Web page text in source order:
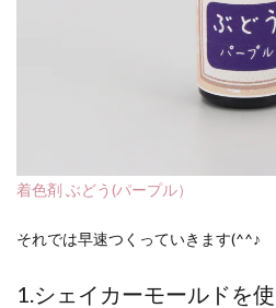
着色剤 ぶどう(パープル）
それでは早速つくっていきます(^^♪
1.シェイカーモールドを